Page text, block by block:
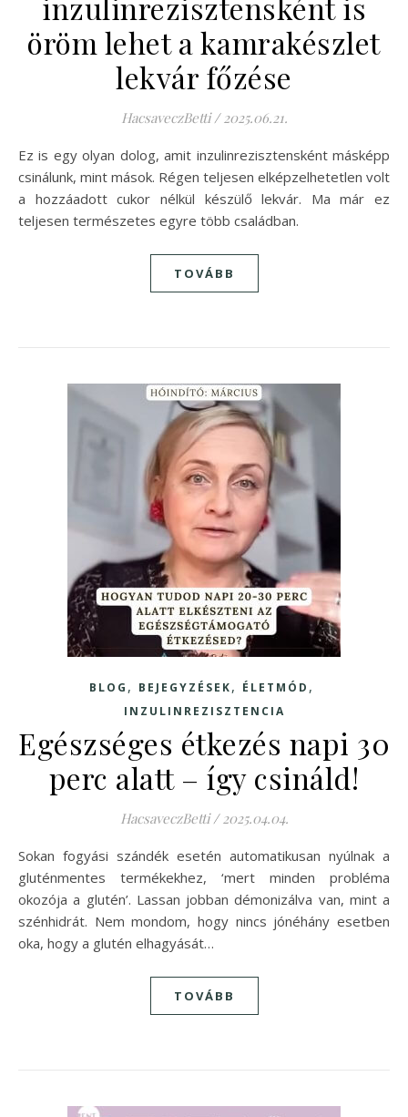
öröm lehet a kamrakészlet
lekvár főzése
HacsaveczBetti / 2025.06.21.
Ez is egy olyan dolog, amit inzulinrezisztensként másképp
csinálunk, mint mások. Régen teljesen elképzelhetetlen volt
a hozzáadott cukor nélkül készülő lekvár. Ma már ez
teljesen természetes egyre több családban.
TOVÁBB
BLOG , BEJEGYZÉSEK, ÉLETMÓD ,
INZULINREZISZTENCIA
Egészséges étkezés napi 30
perc alatt – így csináld!
HacsaveczBetti / 2025.04.04.
Sokan fogyási szándék esetén automatikusan nyúlnak a
gluténmentes termékekhez, ‘mert minden probléma
okozója a glutén’. Lassan jobban démonizálva van, mint a
szénhidrát. Nem mondom, hogy nincs jónéhány esetben
oka, hogy a glutén elhagyását…
TOVÁBB